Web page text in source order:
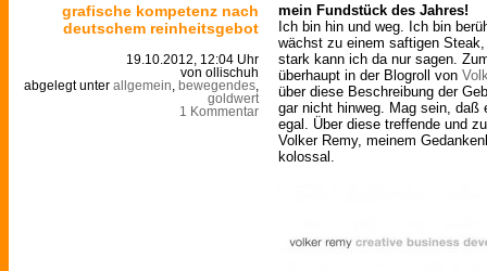
grafische kompetenz nach
deutschem reinheitsgebot
19.10.2012, 12:04 Uhr
von ollischuh
abgelegt unter allgemein bewegendes
goldwert
1 Kommentar
mein Fundstück des Jahres!
Ich bin hin und weg. Ich bin
wächst zu einem saftigen
stark kann ich da nur sagen.
überhaupt in der Blogroll von
über diese Beschreibung der
gar nicht hinweg. Mag sein,
egal. Über diese treffende und
Volker Remy, meinem
kolossal.